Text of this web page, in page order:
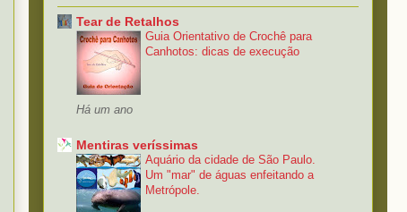
Tear de Retalhos
Guia Orientativo de Crochê para
Canhotos: dicas de execução
Há um ano
Mentiras veríssimas
Aquário da cidade de São Paulo.
Um "mar" de águas enfeitando a
Metrópole.